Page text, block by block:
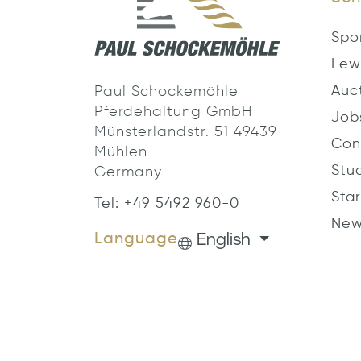
Paul Schockemöhle
Pferdehaltung GmbH
Münsterlandstr. 51 49439
Mühlen
Germany
Tel: +49 5492 960-0
Language English